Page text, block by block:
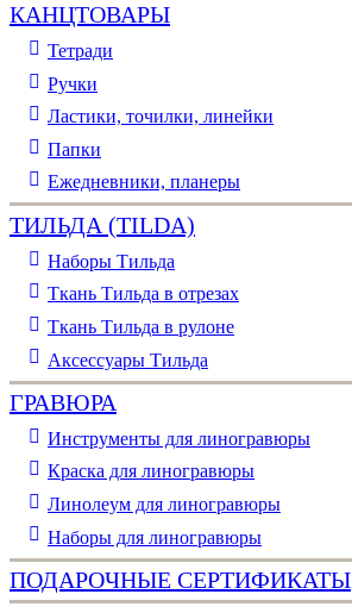
КАНЦТОВАРЫ
Тетради
Ручки
Ластики, точилки, линейки
Папки
Ежедневники, планеры
ТИЛЬДА (TILDA)
Наборы Тильда
Ткань Тильда в отрезах
Ткань Тильда в рулоне
Аксессуары Тильда
ГРАВЮРА
Инструменты для линогравюры
Краска для линогравюры
Линолеум для линогравюры
Наборы для линогравюры
ПОДАРОЧНЫЕ СЕРТИФИКАТЫ